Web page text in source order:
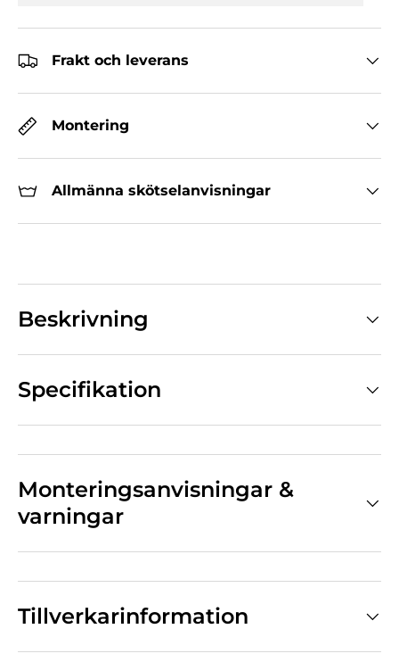
Frakt och leverans
Montering
Allmänna skötselanvisningar
Beskrivning
Specifikation
Monteringsanvisningar &
varningar
Tillverkarinformation